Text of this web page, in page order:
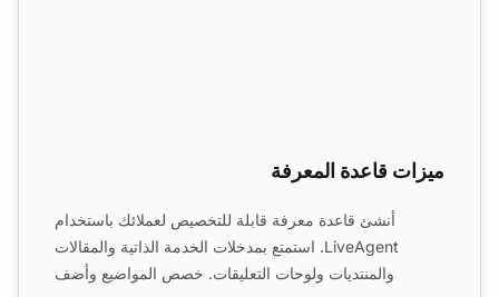
ميزات قاعدة المعرفة
أنشئ قاعدة معرفة قابلة للتخصيص لعملائك باستخدام
LiveAgent. استمتع بمدخلات الخدمة الذاتية والمقالات
والمنتديات ولوحات التعليقات. خصص المواضيع وأضف